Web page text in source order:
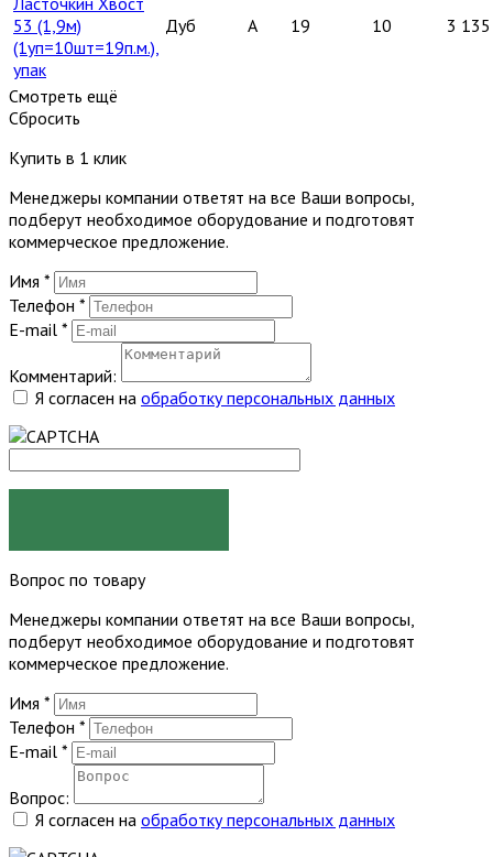
53 (1,9м)
(1уп=10шт=19п.м.),
упак
Дуб A 19 10 3 135
Смотреть ещё
Сбросить
Купить в 1 клик
Менеджеры компании ответят на все Ваши вопросы,
подберут необходимое оборудование и подготовят
коммерческое предложение.
Имя *
Телефон *
E-mail *
Комментарий:
Я согласен на обработку персональных данных
Вопрос по товару
Менеджеры компании ответят на все Ваши вопросы,
подберут необходимое оборудование и подготовят
коммерческое предложение.
Имя *
Телефон *
E-mail *
Вопрос:
Я согласен на обработку персональных данных